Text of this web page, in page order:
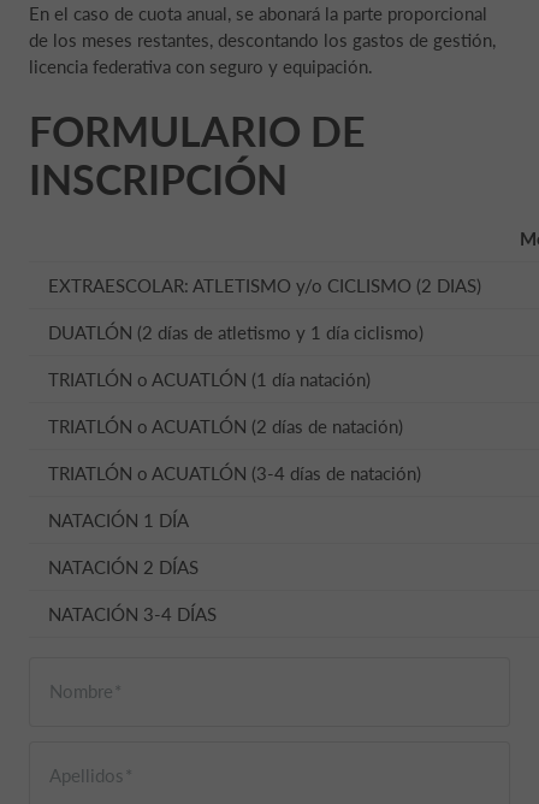
En el caso de cuota anual, se abonará la parte proporcional
de los meses restantes, descontando los gastos de gestión,
licencia federativa con seguro y equipación.
FORMULARIO DE
INSCRIPCIÓN
EXTRAESCOLAR: ATLETISMO y/o CICLISMO (2 DIAS)
DUATLÓN (2 días de atletismo y 1 día ciclismo)
TRIATLÓN o ACUATLÓN (1 día natación)
TRIATLÓN o ACUATLÓN (2 días de natación)
TRIATLÓN o ACUATLÓN (3-4 días de natación)
NATACIÓN 1 DÍA
NATACIÓN 2 DÍAS
NATACIÓN 3-4 DÍAS
Nombre
Apellidos